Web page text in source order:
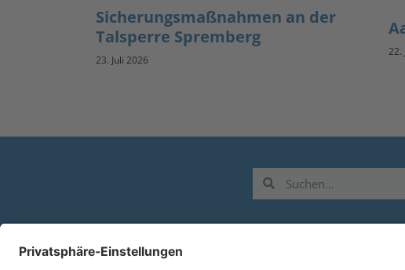
Sicherungsmaßnahmen an der
Talsperre Spremberg
23. Juli 2026
22.